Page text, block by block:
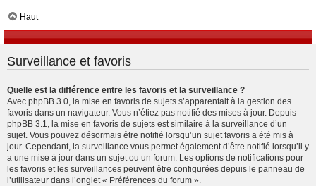
Haut
Surveillance et favoris
Quelle est la différence entre les favoris et la surveillance ?
Avec phpBB 3.0, la mise en favoris de sujets s’apparentait à la gestion des
favoris dans un navigateur. Vous n’étiez pas notifié des mises à jour. Depuis
phpBB 3.1, la mise en favoris de sujets est similaire à la surveillance d’un
sujet. Vous pouvez désormais être notifié lorsqu’un sujet favoris a été mis à
jour. Cependant, la surveillance vous permet également d’être notifié lorsqu’il y
a une mise à jour dans un sujet ou un forum. Les options de notifications pour
les favoris et les surveillances peuvent être configurées depuis le panneau de
l’utilisateur dans l’onglet « Préférences du forum ».